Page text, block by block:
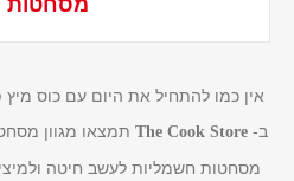
מסחטות
אין כמו להתחיל את היום עם כוס מיץ
ב- The Cook Store תמצאו מגוון
מסחטות חשמליות לעשב חיטה